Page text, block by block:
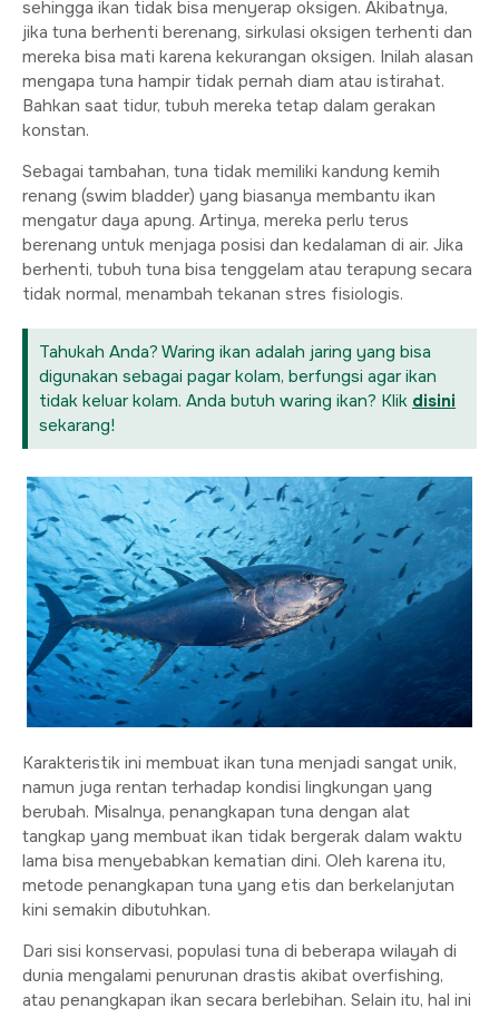
sehingga ikan tidak bisa menyerap oksigen. Akibatnya,
jika tuna berhenti berenang, sirkulasi oksigen terhenti dan
mereka bisa mati karena kekurangan oksigen. Inilah alasan
mengapa tuna hampir tidak pernah diam atau istirahat.
Bahkan saat tidur, tubuh mereka tetap dalam gerakan
konstan.
Sebagai tambahan, tuna tidak memiliki kandung kemih
renang (swim bladder) yang biasanya membantu ikan
mengatur daya apung. Artinya, mereka perlu terus
berenang untuk menjaga posisi dan kedalaman di air. Jika
berhenti, tubuh tuna bisa tenggelam atau terapung secara
tidak normal, menambah tekanan stres fisiologis.
Tahukah Anda? Waring ikan adalah jaring yang bisa
digunakan sebagai pagar kolam, berfungsi agar ikan
tidak keluar kolam. Anda butuh waring ikan? Klik disini
sekarang!
Karakteristik ini membuat ikan tuna menjadi sangat unik,
namun juga rentan terhadap kondisi lingkungan yang
berubah. Misalnya, penangkapan tuna dengan alat
tangkap yang membuat ikan tidak bergerak dalam waktu
lama bisa menyebabkan kematian dini. Oleh karena itu,
metode penangkapan tuna yang etis dan berkelanjutan
kini semakin dibutuhkan.
Dari sisi konservasi, populasi tuna di beberapa wilayah di
dunia mengalami penurunan drastis akibat overfishing,
atau penangkapan ikan secara berlebihan. Selain itu, hal ini